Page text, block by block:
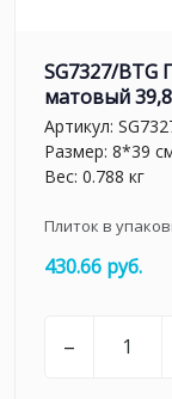
SG7327/BTG
матовый
Артикул:
Размер: 8*39
Вес: 0.788 кг
Плиток в
430.66 руб.
–